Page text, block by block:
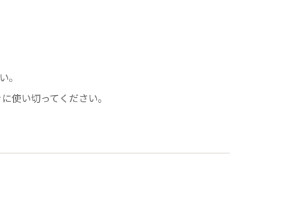
。
使い切ってください。